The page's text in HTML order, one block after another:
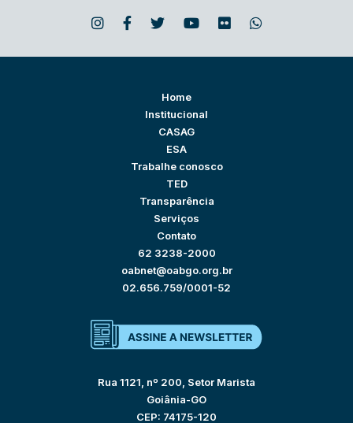
Home
Institucional
CASAG
ESA
Trabalhe conosco
TED
Transparência
Serviços
Contato
62 3238-2000
oabnet@oabgo.org.br
02.656.759/0001-52
Rua 1121, nº 200, Setor Marista
Goiânia-GO
CEP: 74175-120